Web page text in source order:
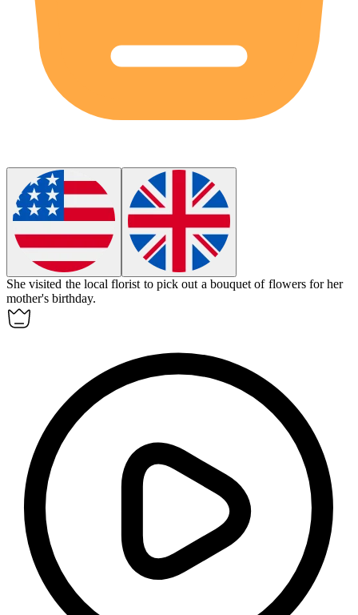
She visited the localflorist to pick out a bouquet of flowers for her
mother's birthday.